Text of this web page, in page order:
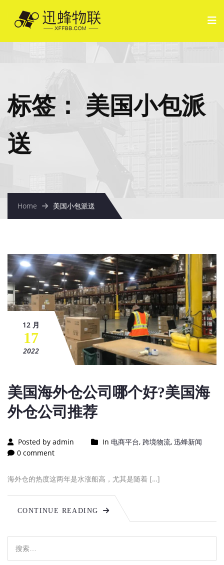
标签： 美国小包派
送
Home 美国小包派送
12 月
17
2022
美国海外仓公司哪个好?美国海
外仓公司推荐
Posted by admin In 电商平台, 跨境物流, 迅蜂新闻
0 comment
海外仓的热度这两年是水涨船高，尤其是随着 […]
CONTINUE READING